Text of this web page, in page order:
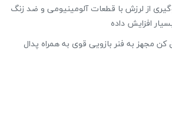
از لرزش با قطعات آلومینیومی و ضد زنگ
افزایش داده
مجهز به فنر بازویی قوی به همراه پدال